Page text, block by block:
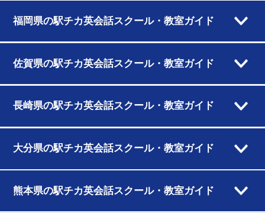
福岡県の駅チカ英会話スクール・教室ガイド
佐賀県の駅チカ英会話スクール・教室ガイド
長崎県の駅チカ英会話スクール・教室ガイド
大分県の駅チカ英会話スクール・教室ガイド
熊本県の駅チカ英会話スクール・教室ガイド